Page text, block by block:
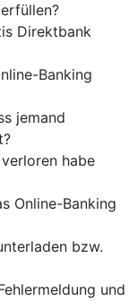
Direktbank
Banking
jemand
habe
Online-Banking
bzw.
und